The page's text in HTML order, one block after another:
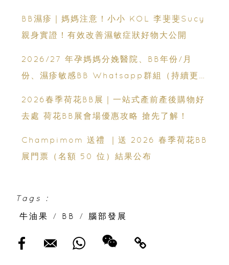
BB濕疹｜媽媽注意！小小 KOL 李斐斐Sucy
親身實證！有效改善濕敏症狀好物大公開
2026/27 年孕媽媽分娩醫院、BB年份/月
份、濕疹敏感BB Whatsapp群組（持續更
2026春季荷花BB展｜一站式產前產後購物好
去處 荷花BB展會場優惠攻略 搶先了解！
Champimom 送禮 ｜送 2026 春季荷花BB
展門票（名額 50 位）結果公布
Tags :
牛油果
/ BB / 腦部發展